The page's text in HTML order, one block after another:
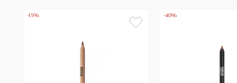
-15% -40%